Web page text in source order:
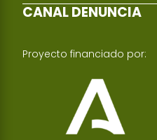
CANAL DENUNCIA
Proyecto financiado por: